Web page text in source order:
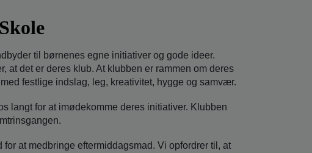
til børnenes egne initiativer og gode ideer.
at det er deres klub. At klubben er rammen om deres
festlige indslag, leg, kreativitet, hygge og samvær.
langt for at imødekomme deres initiativer. Klubben
at medbringe eftermiddagsmad. Vi opfordrer til, at